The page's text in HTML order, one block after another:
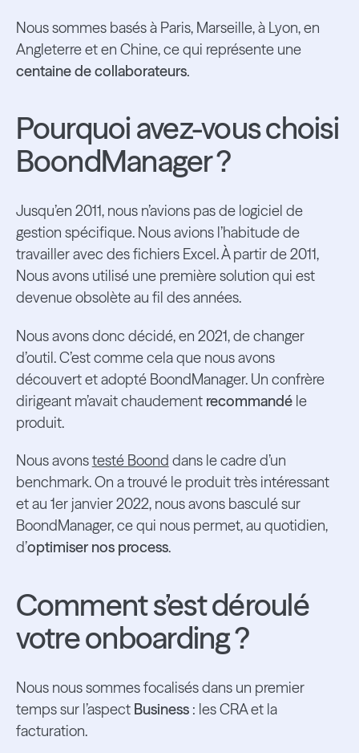
Nous sommes basés à Paris, Marseille, à Lyon, en
Angleterre et en Chine, ce qui représente une
centaine de collaborateurs.
Pourquoi avez-vous choisi
BoondManager ?
Jusqu’en 2011, nous n’avions pas de logiciel de
gestion spécifique. Nous avions l’habitude de
travailler avec des fichiers Excel. À partir de 2011,
Nous avons utilisé une première solution qui est
devenue obsolète au fil des années.
Nous avons donc décidé, en 2021, de changer
d’outil. C’est comme cela que nous avons
découvert et adopté BoondManager. Un confrère
dirigeant m’avait chaudement recommandéle
produit.
Nous avonstesté Boond dans le cadre d’un
benchmark. On a trouvé le produit très intéressant
et au 1er janvier 2022, nous avons basculé sur
BoondManager, ce qui nous permet, au quotidien,
d’optimiser nos process.
Comment s’est déroulé
votre onboarding ?
Nous nous sommes focalisés dans un premier
temps sur l’aspect Business : les CRA et la
facturation.